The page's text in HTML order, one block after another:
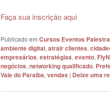
Faça sua inscrição aqui
Publicado em Cursos Eventos
ambiente digital, atrair clientes,
empresários, estratégias, evento,
negócios, networking qualificado,
Vale do Paraíba, vendas | Deixe uma